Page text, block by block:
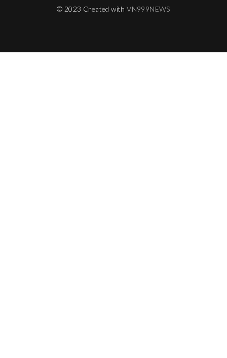
© 2023 Created withVN999NEWS